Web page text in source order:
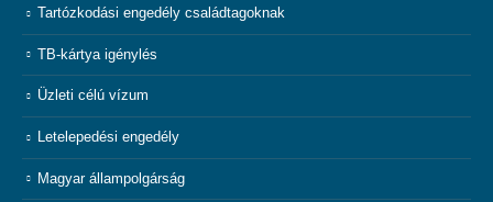
Tartózkodási engedély családtagoknak
TB-kártya igénylés
Üzleti célú vízum
Letelepedési engedély
Magyar állampolgárság